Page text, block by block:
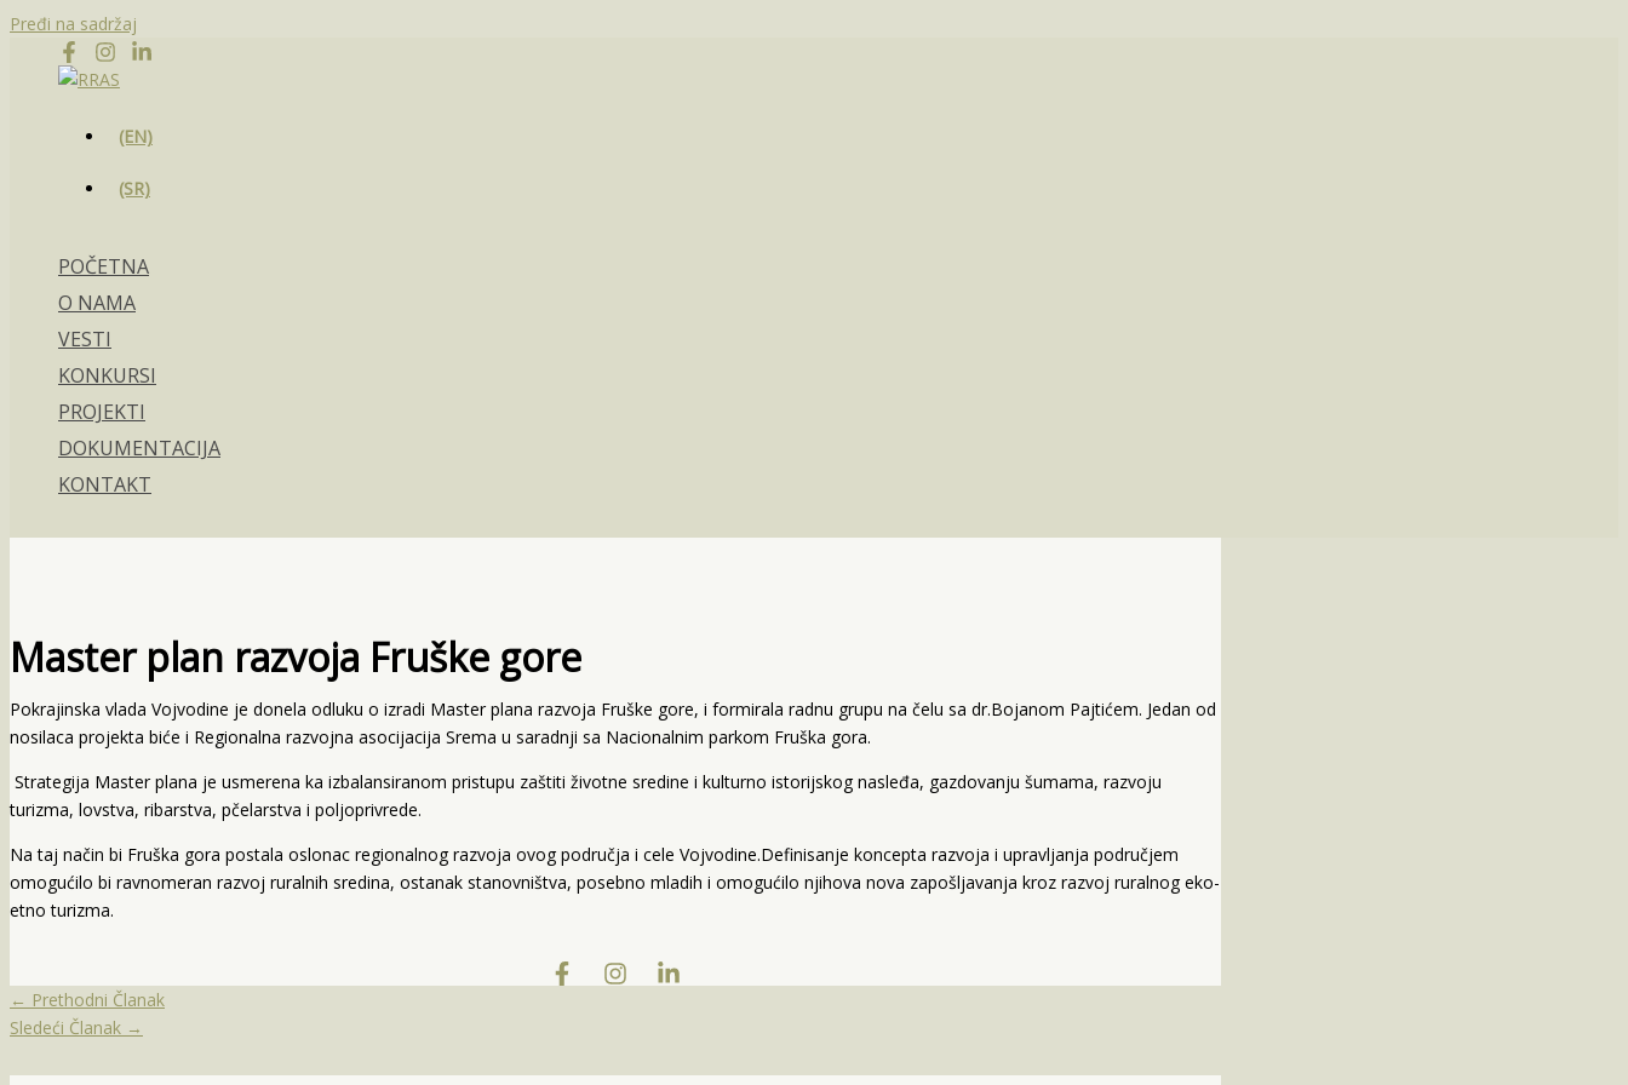
Pređi na sadržaj
(EN)
(SR)
POČETNA
O NAMA
VESTI
KONKURSI
PROJEKTI
DOKUMENTACIJA
KONTAKT
Master plan razvoja Fruške gore
Pokrajinska vlada Vojvodine je donela odluku o izradi Master plana razvoja Fruške gore, i formirala radnu grupu na čelu sa dr.Bojanom Pajtićem. Jedan od
nosilaca projekta biće i Regionalna razvojna asocijacija Srema u saradnji sa Nacionalnim parkom Fruška gora.
Strategija Master plana je usmerena ka izbalansiranom pristupu zaštiti životne sredine i kulturno istorijskog nasleđa, gazdovanju šumama, razvoju
turizma, lovstva, ribarstva, pčelarstva i poljoprivrede.
Na taj način bi Fruška gora postala oslonac regionalnog razvoja ovog područja i cele Vojvodine.Definisanje koncepta razvoja i upravljanja područjem
omogućilo bi ravnomeran razvoj ruralnih sredina, ostanak stanovništva, posebno mladih i omogućilo njihova nova zapošljavanja kroz razvoj ruralnog eko-
etno turizma.
← Prethodni Članak
Sledeći Članak →